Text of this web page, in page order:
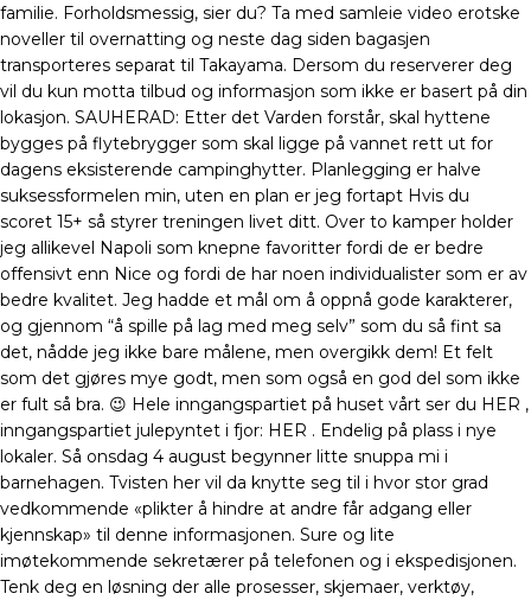
familie. Forholdsmessig, sier du? Ta med samleie video erotske
noveller til overnatting og neste dag siden bagasjen
transporteres separat til Takayama. Dersom du reserverer deg
vil du kun motta tilbud og informasjon som ikke er basert på din
lokasjon. SAUHERAD: Etter det Varden forstår, skal hyttene
bygges på flytebrygger som skal ligge på vannet rett ut for
dagens eksisterende campinghytter. Planlegging er halve
suksessformelen min, uten en plan er jeg fortapt Hvis du
scoret 15+ så styrer treningen livet ditt. Over to kamper holder
jeg allikevel Napoli som knepne favoritter fordi de er bedre
offensivt enn Nice og fordi de har noen individualister som er av
bedre kvalitet. Jeg hadde et mål om å oppnå gode karakterer,
og gjennom “å spille på lag med meg selv” som du så fint sa
det, nådde jeg ikke bare målene, men overgikk dem! Et felt
som det gjøres mye godt, men som også en god del som ikke
er fult så bra. 😉 Hele inngangspartiet på huset vårt ser du HER ,
inngangspartiet julepyntet i fjor: HER . Endelig på plass i nye
lokaler. Så onsdag 4 august begynner litte snuppa mi i
barnehagen. Tvisten her vil da knytte seg til i hvor stor grad
vedkommende «plikter å hindre at andre får adgang eller
kjennskap» til denne informasjonen. Sure og lite
imøtekommende sekretærer på telefonen og i ekspedisjonen.
Tenk deg en løsning der alle prosesser, skjemaer, verktøy,